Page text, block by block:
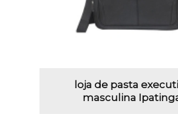
loja de pasta
masculina